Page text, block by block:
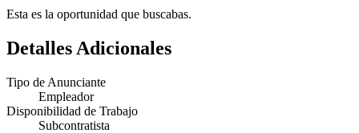
Esta es la oportunidad que buscabas.
Detalles Adicionales
Tipo de Anunciante
Empleador
Disponibilidad de Trabajo
Subcontratista